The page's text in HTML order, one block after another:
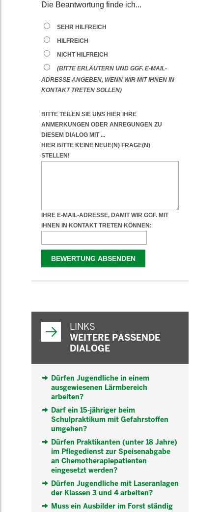
LINKS
WEITERE PASSENDE
DIALOGE
Dürfen Jugendliche in einem
ausgewiesenen Lärmbereich
arbeiten?
Darf ein 15-jähriger beim
Schulpraktikum mit Gefahrstoffen
umgehen?
Dürfen Praktikanten (unter 18 Jahre)
im Pflegedienst zur Speisenabgabe
an Chemotherapiepatienten
eingesetzt werden?
Dürfen Jugendliche mit Laseranlagen
der Klassen 3 und 4 arbeiten?
Muss ein Ausbilder im Forst ständig